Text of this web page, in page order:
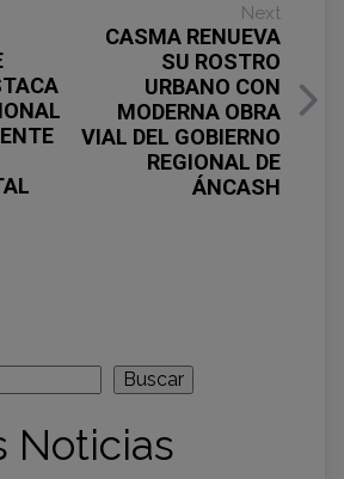
Next
CASMA RENUEVA
SU ROSTRO
URBANO CON
MODERNA OBRA
VIAL DEL GOBIERNO
REGIONAL DE
ÁNCASH
Buscar
Noticias